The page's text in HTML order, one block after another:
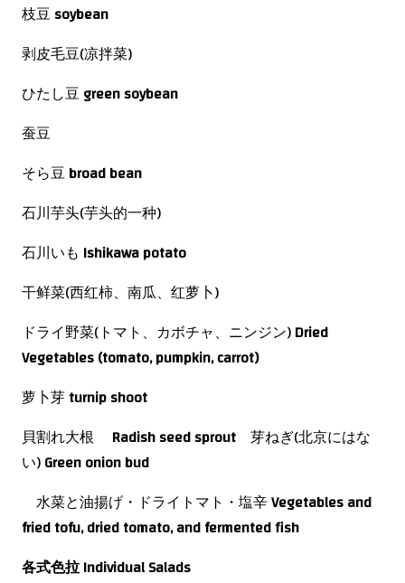
枝豆soybean
剥皮毛豆(凉拌菜)
ひたし豆green soybean
蚕豆
そら豆broad bean
石川芋头(芋头的一种)
石川いも Ishikawa potato
干鲜菜(西红柿、南瓜、红萝卜)
ドライ野菜(トマト、カボチャ、ニンジン)Dried
Vegetables (tomato, pumpkin, carrot)
萝卜芽turnip shoot
貝割れ大根 Radish seed sprout 芽ねぎ(北京にはな
い)Green onion bud
水菜と油揚げ・ドライトマト・塩辛Vegetables and
fried tofu, dried tomato, and fermented fish
各式色拉Individual Salads